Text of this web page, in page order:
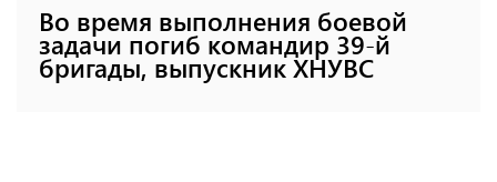
Во время выполнения боевой
задачи погиб командир 39-й
бригады, выпускник ХНУВС